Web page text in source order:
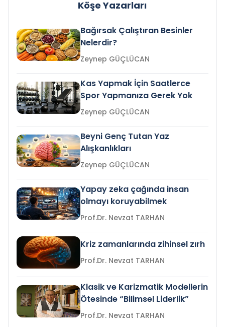
Köşe Yazarları
Bağırsak Çalıştıran Besinler
Nelerdir?
Zeynep GÜÇLÜCAN
Kas Yapmak İçin Saatlerce
Spor Yapmanıza Gerek Yok
Zeynep GÜÇLÜCAN
Beyni Genç Tutan Yaz
Alışkanlıkları
Zeynep GÜÇLÜCAN
Yapay zeka çağında insan
olmayı koruyabilmek
Prof.Dr. Nevzat TARHAN
Kriz zamanlarında zihinsel zırh
Prof.Dr. Nevzat TARHAN
Klasik ve Karizmatik Modellerin
Ötesinde “Bilimsel Liderlik”
Prof.Dr. Nevzat TARHAN